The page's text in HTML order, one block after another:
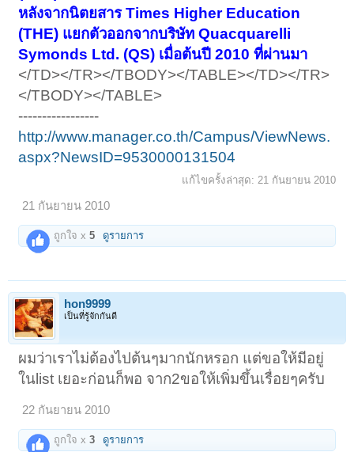
หลังจากนิตยสาร Times Higher Education
(THE) แยกตัวออกจากบริษัท Quacquarelli
Symonds Ltd. (QS) เมื่อต้นปี 2010 ที่ผ่านมา
</TD></TR></TBODY></TABLE></TD></TR>
</TBODY></TABLE>
-----------------
http://www.manager.co.th/Campus/ViewNews.
aspx?NewsID=9530000131504
แก้ไขครั้งล่าสุด: 21 กันยายน 2010
21 กันยายน 2010
ถูกใจ x5 ดูรายการ
hon9999
เป็นที่รู้จักกันดี
ผมว่าเราไม่ต้องไปต้นๆมากนักหรอก แต่ขอให้มีอยู่
ในlist เยอะก่อนก็พอ จาก2ขอให้เพิ่มขึ้นเรื่อยๆครับ
22 กันยายน 2010
ถูกใจ x3 ดูรายการ